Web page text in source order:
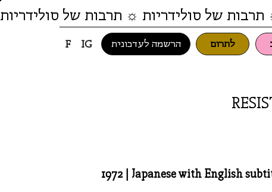
לתרום F IG הרשמה לעדכונית
של סולידריות ☼ תרבות של סולידריות
1972 | Japanese with English